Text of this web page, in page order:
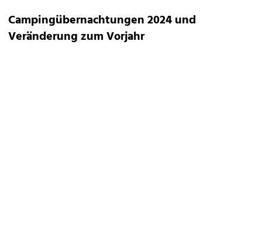
Campingübernachtungen 2024 und
Veränderung zum Vorjahr